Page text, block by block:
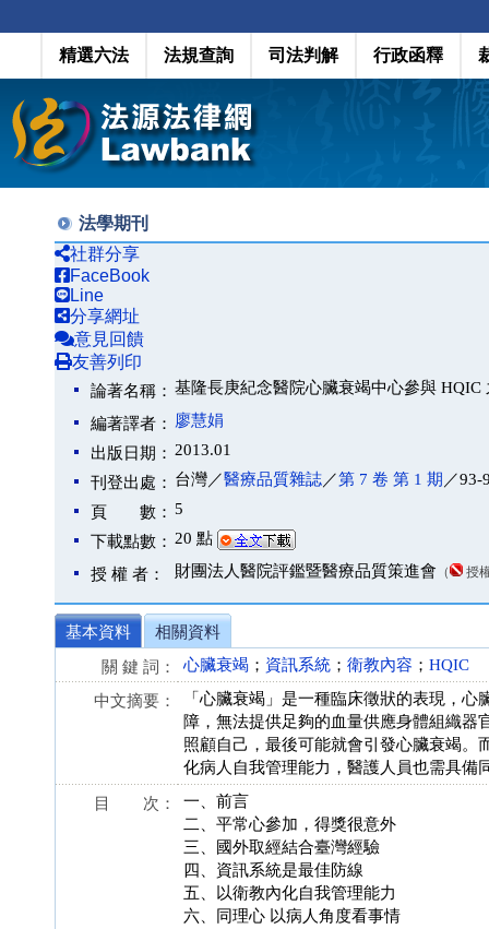
精選六法 法規查詢 司法判解 行政函釋
法學期刊
社群分享
FaceBook
Line
分享網址
意見回饋
友善列印
論著名稱： 基隆長庚紀念醫院心臟衰竭中心參與 HQIC
編著譯者：
廖慧娟
出版日期： 2013.01
刊登出處： 台灣／醫療品質雜誌／第 7 卷 第 1 期 ／93-
頁 數： 5
下載點數： 20 點
授 權 者： 財團法人醫院評鑑暨醫療品質策進會 （ 授
基本資料
相關資料
關 鍵 詞：
心臟衰竭 ； 資訊系統 ； 衛教內容 ； HQIC
中文摘要：
「心臟衰竭」是一種臨床徵狀的表現，
障，無法提供足夠的血量供應身體組織
照顧自己，最後可能就會引發心臟衰竭。
化病人自我管理能力，醫護人員也需具備
目 次：
一、前言
二、平常心參加，得獎很意外
三、國外取經結合臺灣經驗
四、資訊系統是最佳防線
五、以衛教內化自我管理能力
六、同理心 以病人角度看事情